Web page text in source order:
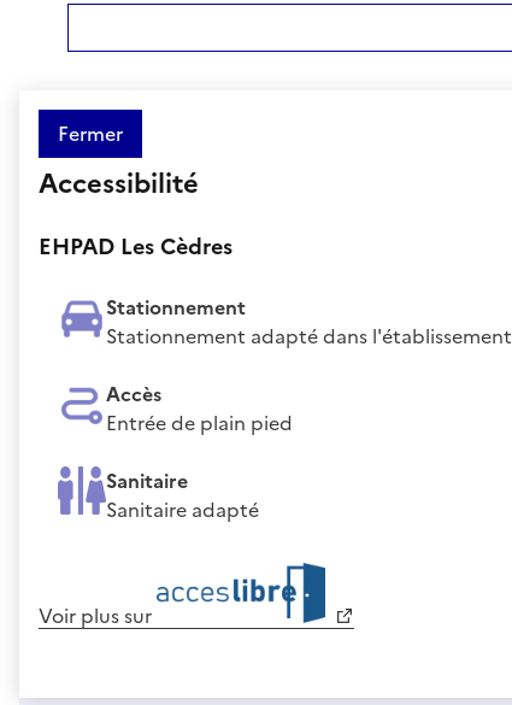
Fermer
Accessibilité
EHPAD Les Cèdres
Stationnement
Stationnement adapté dans l'établissement
Accès
Entrée de plain pied
Sanitaire
Sanitaire adapté
Voir plus sur